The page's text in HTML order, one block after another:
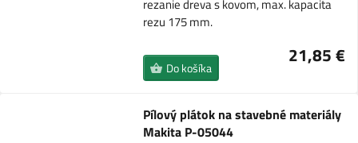
rezanie dreva s kovom, max. kapacita
rezu 175 mm.
21,85 €
Do košíka
Pílový plátok na stavebné materiály
Makita P-05044